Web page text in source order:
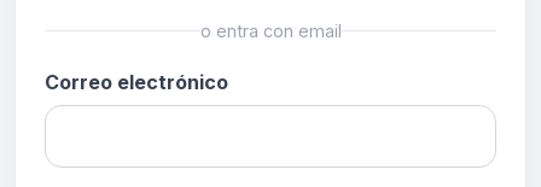
o entra con email
Correo electrónico